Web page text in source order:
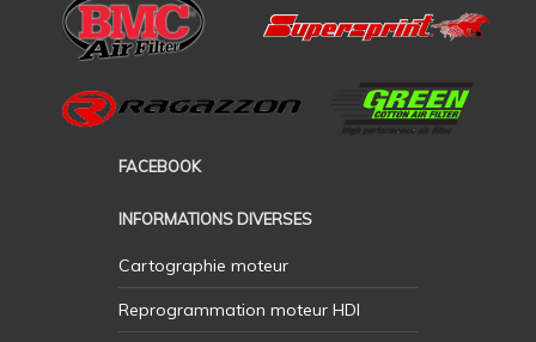
FACEBOOK
INFORMATIONS DIVERSES
Cartographie moteur
Reprogrammation moteur HDI